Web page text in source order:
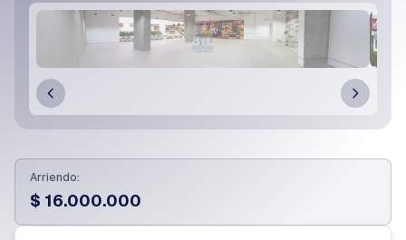
Arriendo:
$ 16.000.000